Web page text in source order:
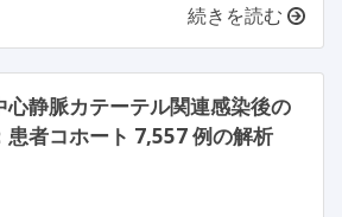
続きを読む
心静脈カテーテル関連感染後の
患者コホート 7,557 例の解析